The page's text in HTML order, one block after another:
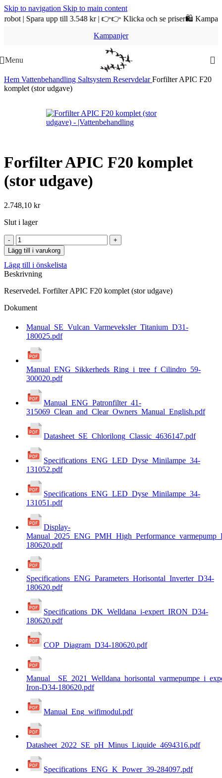
Skip to navigation Skip to main content
Spara upp till 3.548 kr | 👉👉 Klicka och se priser🛍️ Kampanj &
Kampanjer
Menu
Hem Vattenbehandling Saltsystem ReservdelarForfilter APIC F20
komplet (stor udgave)
Forfilter APIC F20 komplet
(stor udgave)
2.748,10 kr
Slut i lager
Forfilter
APIC
F20
komplet
(stor
mängd
Lägg till i varukorg
Lägg till i önskelista
Beskrivning
Reservedel. Forfilter APIC F20 komplet (stor udgave)
Dokument
Manual_SE_Vulcan_Varmeveksler_Titanium_D31-
180025.pdf
Manual_ENG_Sikkerheds_Ring_i_tree_f_Cilindro_59-
300020.pdf
Manual_ENG_Patronfilter_41-
315069_Clean_and_Clear_Owners_Manual_English.pdf
Datasheet_SE_Chlorilong_Classic_4636147.pdf
Specifications_ENG_LED_Dyse_Minilampe_34-
131052.pdf
Specifications_ENG_LED_Dyse_Minilampe_34-
131051.pdf
Display-
180620.pdf
Specifications_ENG_Parameters_Horisontal_Inverter_D34-
180620.pdf
Specifications_DK_Welldana_i-expert_IRON_D34-
180620.pdf
COP_Diagram_D34-180620.pdf
Iron-D34-180620.pdf
Manual_Eng_wifimodul.pdf
Datasheet_2022_SE_pH_Minus_Liquide_4694316.pdf
Specifications_ENG_K_Power_39-284097.pdf